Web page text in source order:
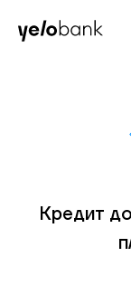
Частным лицам
Кредит